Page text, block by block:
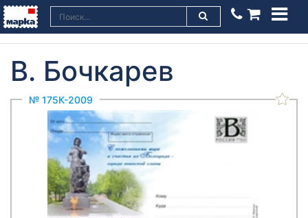
В. Бочкарев
№ 175К-2009